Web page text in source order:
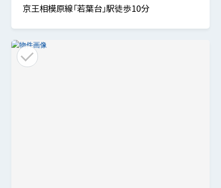
京王相模原線「若葉台」駅徒歩10分